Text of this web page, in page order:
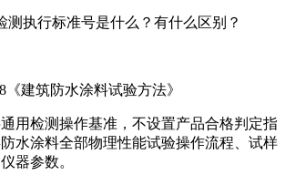
《建筑防水涂料试验方法》
用检测操作基准，不设置产品合格判定指
水涂料全部物理性能试验操作流程、试样
器参数。